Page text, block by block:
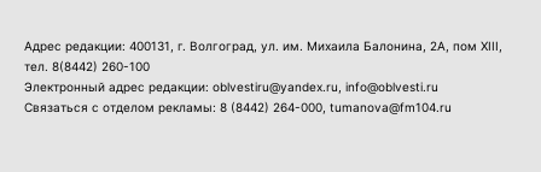
Адрес редакции: 400131, г. Волгоград, ул. им. Михаила Балонина, 2А, пом XIII,
тел. 8(8442) 260-100
Электронный адрес редакции: oblvestiru@yandex.ru, info@oblvesti.ru
Связаться с отделом рекламы: 8 (8442) 264-000 , tumanova@fm104.ru